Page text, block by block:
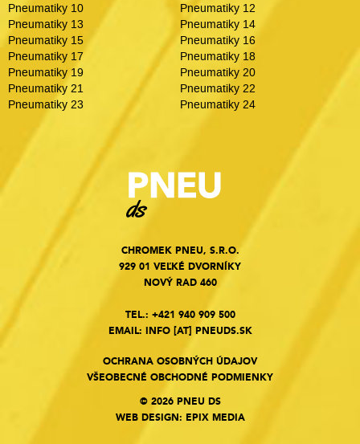
Pneumatiky 10
Pneumatiky 12
Pneumatiky 13
Pneumatiky 14
Pneumatiky 15
Pneumatiky 16
Pneumatiky 17
Pneumatiky 18
Pneumatiky 19
Pneumatiky 20
Pneumatiky 21
Pneumatiky 22
Pneumatiky 23
Pneumatiky 24
CHROMEK PNEU, S.R.O.
929 01 VEĽKÉ DVORNÍKY
NOVÝ RAD 460
TEL.: +421 940 909 500
EMAIL: INFO[AT] PNEUDS.SK
OCHRANA OSOBNÝCH ÚDAJOV
VŠEOBECNÉ OBCHODNÉ PODMIENKY
© 2026 PNEU DS
WEB DESIGN: EPIX MEDIA